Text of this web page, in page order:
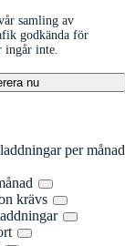
samling av
godkända för
inte.
nu
per månad
krävs